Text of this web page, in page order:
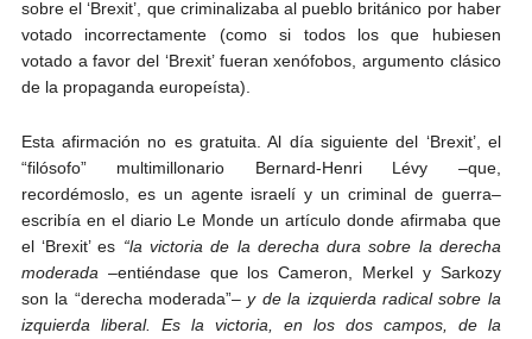
sobre el ‘Brexit’, que criminalizaba al pueblo británico por haber
votado incorrectamente (como si todos los que hubiesen
votado a favor del ‘Brexit’ fueran xenófobos, argumento clásico
de la propaganda europeísta).
Esta afirmación no es gratuita. Al día siguiente del ‘Brexit’, el
“filósofo” multimillonario Bernard-Henri Lévy –que,
recordémoslo, es un agente israelí y un criminal de guerra–
escribía en el diario Le Monde un artículo donde afirmaba que
el ‘Brexit’ es “la victoria de la derecha dura sobre la derecha
moderada –entiéndase que los Cameron, Merkel y Sarkozy
son la “derecha moderada”–y de la izquierda radical sobre la
izquierda liberal. Es la victoria, en los dos campos, de la